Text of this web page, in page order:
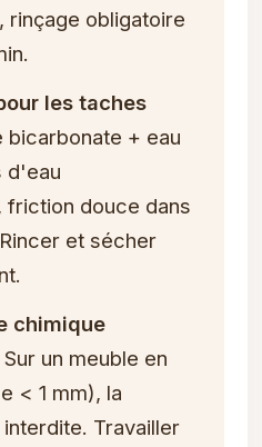
rinçage obligatoire
les taches
bicarbonate + eau
d'eau
friction douce dans
et sécher
chimique
Sur un meuble en
< 1 mm), la
Travailler